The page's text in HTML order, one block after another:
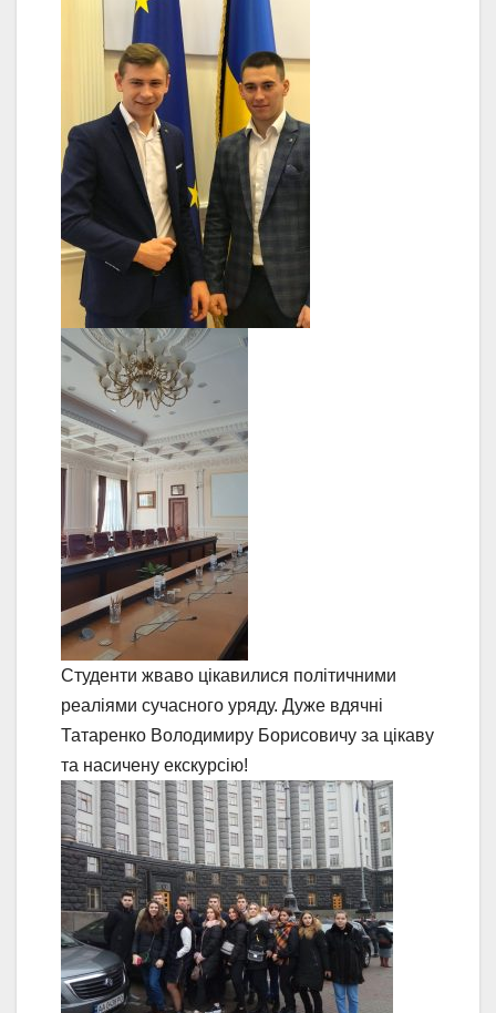
Студенти жваво цікавилися політичними
реаліями сучасного уряду. Дуже вдячні
Татаренко Володимиру Борисовичу за цікаву
та насичену екскурсію!